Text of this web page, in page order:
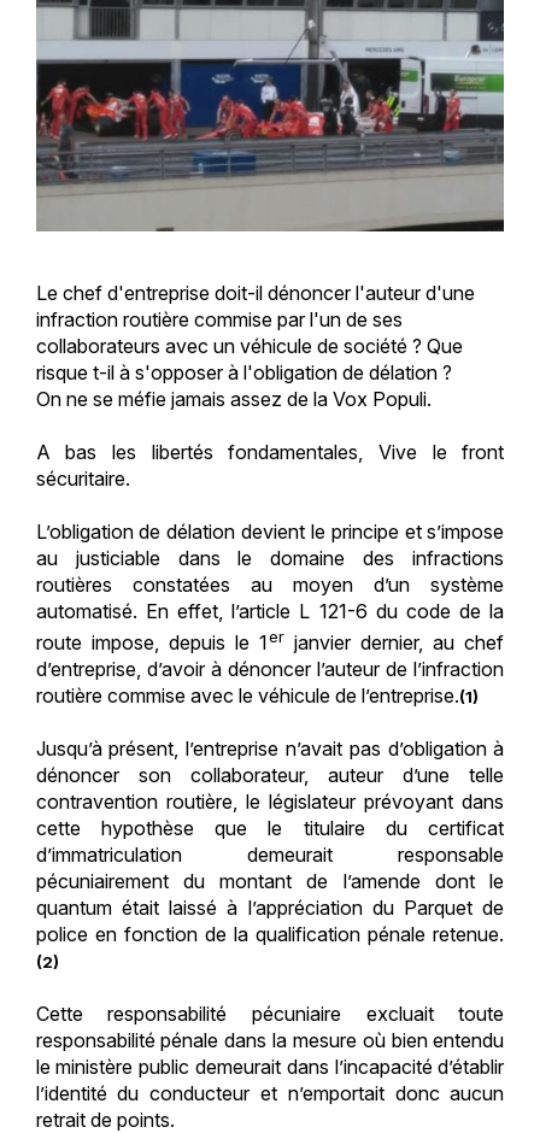
Le chef d'entreprise doit-il dénoncer l'auteur d'une
infraction routière commise par l'un de ses
collaborateurs avec un véhicule de société ? Que
risque t-il à s'opposer à l'obligation de délation ?
On ne se méfie jamais assez de la Vox Populi.
A bas les libertés fondamentales, Vive le front
sécuritaire.
L’obligation de délation devient le principe et s’impose
au justiciable dans le domaine des infractions
routières constatées au moyen d’un système
automatisé. En effet, l’article L 121-6 du code de la
route impose, depuis le 1erjanvier dernier, au chef
d’entreprise, d’avoir à dénoncer l’auteur de l’infraction
routière commise avec le véhicule de l’entreprise.(1)
Jusqu’à présent, l’entreprise n’avait pas d’obligation à
dénoncer son collaborateur, auteur d’une telle
contravention routière, le législateur prévoyant dans
cette hypothèse que le titulaire du certificat
d’immatriculation demeurait responsable
pécuniairement du montant de l’amende dont le
quantum était laissé à l’appréciation du Parquet de
police en fonction de la qualification pénale retenue.
(2)
Cette responsabilité pécuniaire excluait toute
responsabilité pénale dans la mesure où bien entendu
le ministère public demeurait dans l’incapacité d’établir
l’identité du conducteur et n’emportait donc aucun
retrait de points.